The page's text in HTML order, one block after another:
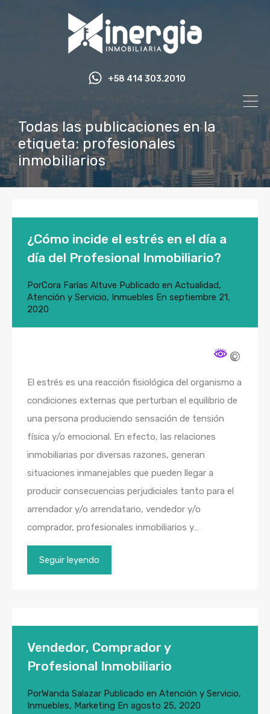
+58 414 303.2010
Todas las publicaciones en la
etiqueta: profesionales
inmobiliarios
¿Cómo incide el estrés en el día a
día del Profesional Inmobiliario?
PorCora Farías Altuve Publicado en Actualidad,
Atención y Servicio, Inmuebles En septiembre 21,
2020
El estrés es una reacción fisiológica del organismo a
condiciones externas que perturban el equilibrio de
una persona produciendo sensación de tensión
física y/o emocional. En efecto, las relaciones
inmobiliarias por diversas razones, generan
situaciones inmanejables que pueden llegar a
producir consecuencias perjudiciales tanto para el
arrendador y/o arrendatario, vendedor y/o
comprador, profesionales inmobiliarios y…
Seguir leyendo
Vendedor, Comprador y
Profesional Inmobiliario
PorWanda Salazar Publicado en Atención y Servicio,
Inmuebles, Marketing En agosto 25, 2020